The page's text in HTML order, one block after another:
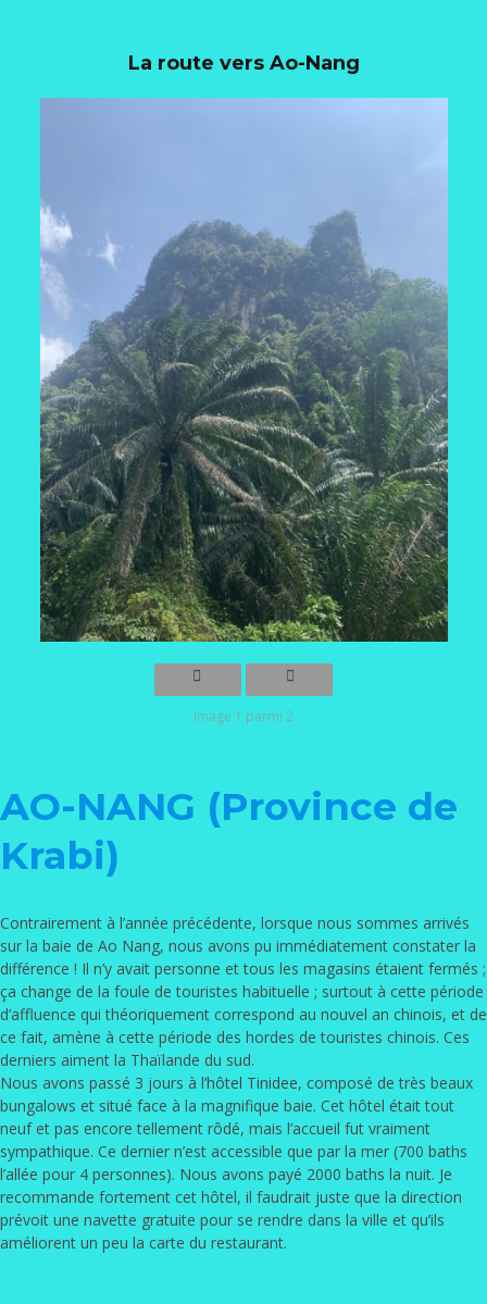
La route vers Ao-Nang
Image 1 parmi 2
AO-NANG (Province de
Krabi)
Contrairement à l’année précédente, lorsque nous sommes arrivés
sur la baie de Ao Nang, nous avons pu immédiatement constater la
différence ! Il n’y avait personne et tous les magasins étaient fermés ;
ça change de la foule de touristes habituelle ; surtout à cette période
d’affluence qui théoriquement correspond au nouvel an chinois, et de
ce fait, amène à cette période des hordes de touristes chinois. Ces
derniers aiment la Thaïlande du sud.
Nous avons passé 3 jours à l’hôtel Tinidee, composé de très beaux
bungalows et situé face à la magnifique baie. Cet hôtel était tout
neuf et pas encore tellement rôdé, mais l’accueil fut vraiment
sympathique. Ce dernier n’est accessible que par la mer (700 baths
l’allée pour 4 personnes). Nous avons payé 2000 baths la nuit. Je
recommande fortement cet hôtel, il faudrait juste que la direction
prévoit une navette gratuite pour se rendre dans la ville et qu’ils
améliorent un peu la carte du restaurant.